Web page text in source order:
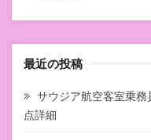
最近の投稿
サウジア航空客室乗
点詳細